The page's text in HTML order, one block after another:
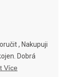
, Nakupuji
Dobrá
Více